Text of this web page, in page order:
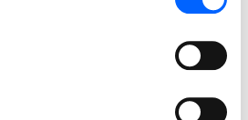
Trondheim